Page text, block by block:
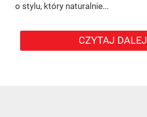
o stylu, który naturalnie...
CZYTAJ DALEJ